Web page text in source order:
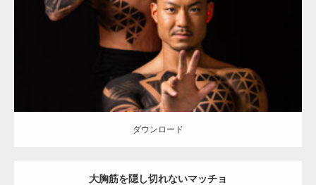
TOSHI(大胸筋)
ダウンロード
ダウンロード
大胸筋を隠し切れないマッチョ